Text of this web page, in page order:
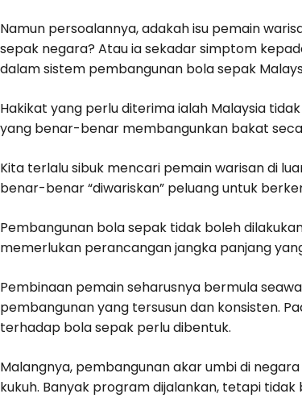
Namun persoalannya, adakah isu pemain
sepak negara? Atau ia sekadar simptom
dalam sistem pembangunan bola sepak
Hakikat yang perlu diterima ialah Malaysia
yang benar-benar membangunkan bakat
Kita terlalu sibuk mencari pemain warisan di
benar-benar “diwariskan” peluang untuk
Pembangunan bola sepak tidak boleh
memerlukan perancangan jangka panjang
Pembinaan pemain seharusnya bermula
pembangunan yang tersusun dan konsisten.
terhadap bola sepak perlu dibentuk.
Malangnya, pembangunan akar umbi di
kukuh. Banyak program dijalankan, tetapi